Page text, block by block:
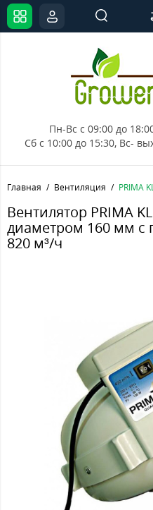
Пн-Вс с 09:00 до
Сб с 10:00 до 15:30, Вс-
Главная Вентиляция PRIMA
Вентилятор PRIMA
диаметром 160 мм с
820 м³/ч